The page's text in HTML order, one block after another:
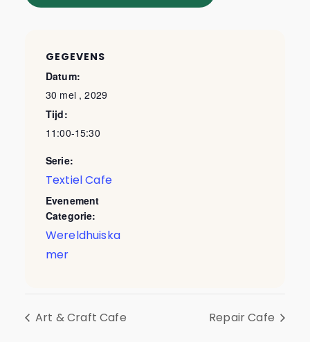
GEGEVENS
Datum:
30 mei , 2029
Tijd:
11:00-15:30
Serie:
Textiel Cafe
Evenement
Categorie:
Wereldhuiska
mer
Art & Craft Cafe Repair Cafe